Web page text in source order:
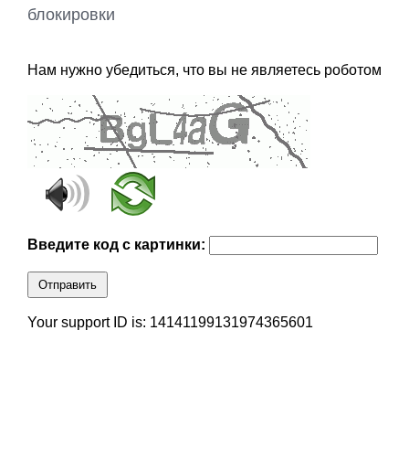
блокировки
Нам нужно убедиться, что вы не являетесь роботом
Введите код с картинки:
Отправить
Your support ID is: 14141199131974365601